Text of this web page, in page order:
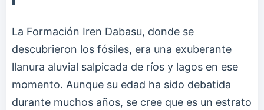
La Formación Iren Dabasu, donde se
descubrieron los fósiles, era una exuberante
llanura aluvial salpicada de ríos y lagos en ese
momento. Aunque su edad ha sido debatida
durante muchos años, se cree que es un estrato